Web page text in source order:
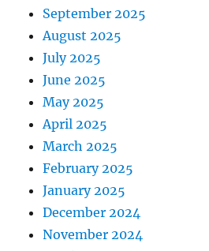
September 2025
August 2025
July 2025
June 2025
May 2025
April 2025
March 2025
February 2025
January 2025
December 2024
November 2024